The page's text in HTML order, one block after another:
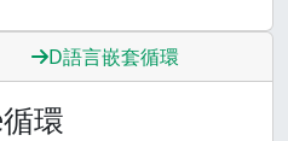
D語言嵌套循環
環